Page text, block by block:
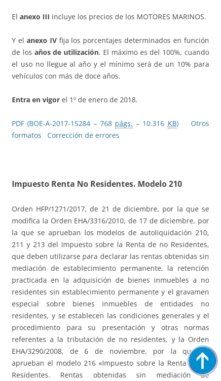
El anexo III incluye los precios de los MOTORES MARINOS.
Y el anexo IVfija los porcentajes determinados en función
de los años de utilización. El máximo es del 100%, cuando
el uso no llegue al año y el mínimo será de un 10% para
vehículos con más de doce años.
Entra en vigor el 1º de enero de 2018.
PDF (BOE-A-2017-15284 – 768 págs. – 10.316 KB)
Otros
formatos
Corrección de errores
Impuesto Renta No Residentes. Modelo 210
Orden HFP/1271/2017, de 21 de diciembre, por la que se
modifica la Orden EHA/3316/2010, de 17 de diciembre, por
la que se aprueban los modelos de autoliquidación 210,
211 y 213 del Impuesto sobre la Renta de no Residentes,
que deben utilizarse para declarar las rentas obtenidas sin
mediación de establecimiento permanente, la retención
practicada en la adquisición de bienes inmuebles a no
residentes sin establecimiento permanente y el gravamen
especial sobre bienes inmuebles de entidades no
residentes, y se establecen las condiciones generales y el
procedimiento para su presentación y otras normas
referentes a la tributación de no residentes, y la Orden
EHA/3290/2008, de 6 de noviembre, por la que se
aprueban el modelo 216 «Impuesto sobre la Renta de no
Residentes. Rentas obtenidas sin mediación de